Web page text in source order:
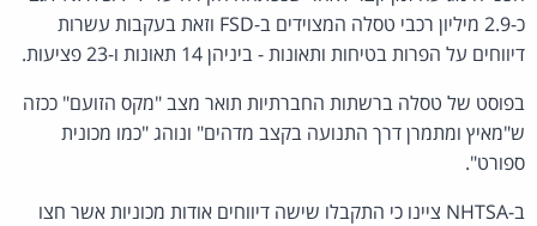
כ-2.9 מיליון רכבי טסלה המצוידים ב-FSD וזאת בעקבות עשרות
דיווחים על הפרות בטיחות ותאונות - ביניהן 14 תאונות ו-23 פציעות.
בפוסט של טסלה ברשתות החברתיות תואר מצב "מקס הזועם" ככזה
ש"מאיץ ומתמרן דרך התנועה בקצב מדהים" ונוהג "כמו מכונית
ספורט".
ב-NHTSA ציינו כי התקבלו שישה דיווחים אודות מכוניות אשר חצו